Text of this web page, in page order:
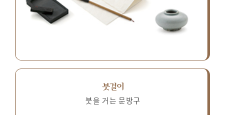
붓걸이
붓을 거는 문방구